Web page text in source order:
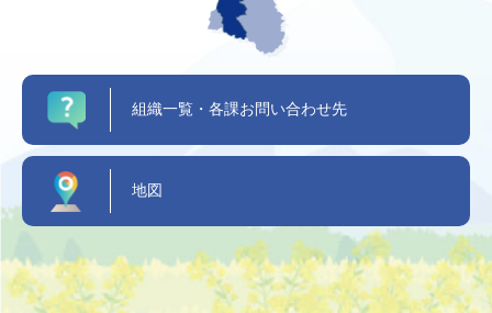
組織一覧・各課お問い合わせ先
地図